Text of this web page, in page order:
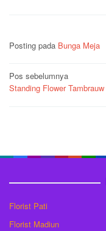
Posting pada Bunga Meja
Navigasi
pos
Pos sebelumnya
Standing Flower Tambrauw
Florist Pati
Florist Madiun